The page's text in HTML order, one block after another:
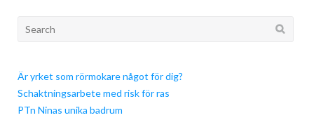
Search
Är yrket som rörmokare något för dig?
Schaktningsarbete med risk för ras
PTn Ninas unika badrum